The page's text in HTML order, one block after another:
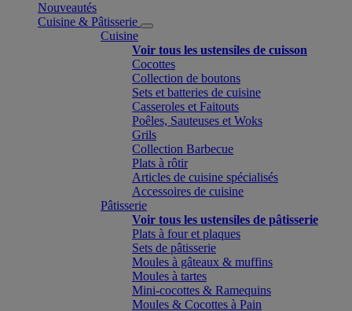
Nouveautés
Cuisine & Pâtisserie
Cuisine
Voir tous les ustensiles de cuisson
Cocottes
Collection de boutons
Sets et batteries de cuisine
Casseroles et Faitouts
Poêles, Sauteuses et Woks
Grils
Collection Barbecue
Plats à rôtir
Articles de cuisine spécialisés
Accessoires de cuisine
Pâtisserie
Voir tous les ustensiles de pâtisserie
Plats à four et plaques
Sets de pâtisserie
Moules à gâteaux & muffins
Moules à tartes
Mini-cocottes & Ramequins
Moules & Cocottes à Pain